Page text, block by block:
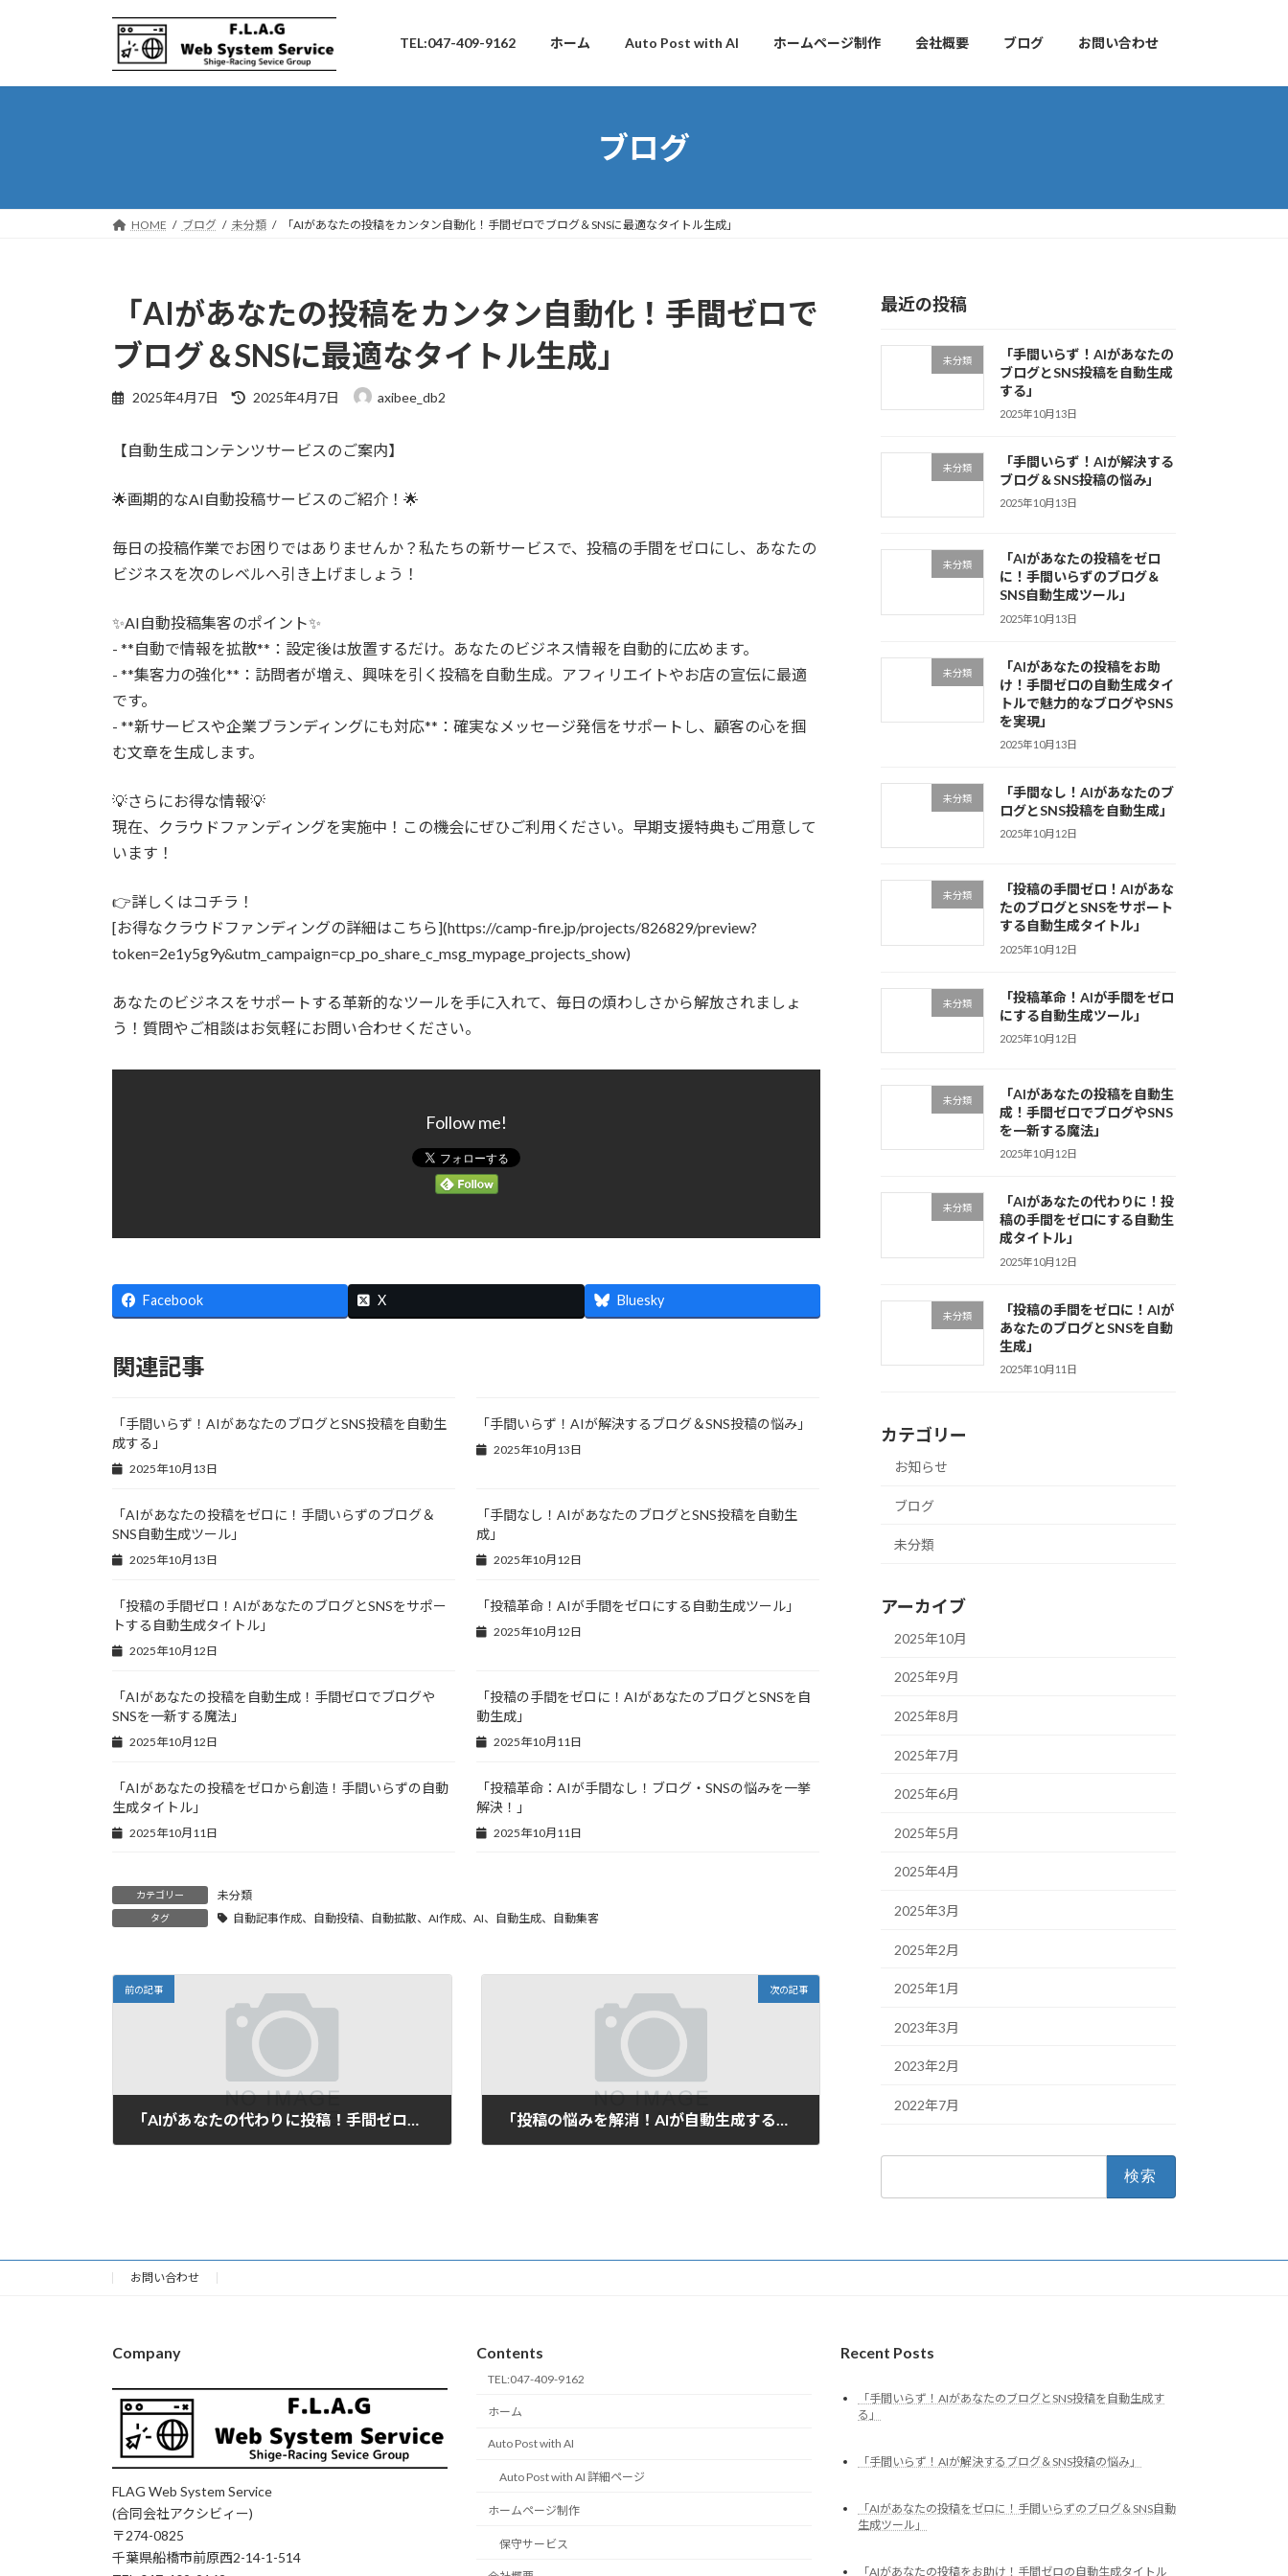
TEL:047-409-9162 ホーム Auto Post with AI ホームページ制作 会社概要 ブログ お問い合わせ
ブログ
HOME ブログ 未分類 「AIがあなたの投稿をカンタン自動化！手間ゼロでブログ＆SNSに最適なタイトル生成」
「AIがあなたの投稿をカンタン自動化！手間ゼロで
ブログ＆SNSに最適なタイトル生成」
2025年4月7日
最
新
時
:
2025年4月7日 axibee_db2
【自動生成コンテンツサービスのご案内】
🌟画期的なAI自動投稿サービスのご紹介！🌟
毎日の投稿作業でお困りではありませんか？私たちの新サービスで、投稿の手間をゼロにし、あなたの
ビジネスを次のレベルへ引き上げましょう！
✨AI自動投稿集客のポイント✨
- **自動で情報を拡散**：設定後は放置するだけ。あなたのビジネス情報を自動的に広めます。
- **集客力の強化**：訪問者が増え、興味を引く投稿を自動生成。アフィリエイトやお店の宣伝に最適
です。
- **新サービスや企業ブランディングにも対応**：確実なメッセージ発信をサポートし、顧客の心を掴
む文章を生成します。
💡さらにお得な情報💡
現在、クラウドファンディングを実施中！この機会にぜひご利用ください。早期支援特典もご用意して
います！
👉詳しくはコチラ！
[お得なクラウドファンディングの詳細はこちら](https://camp-fire.jp/projects/826829/preview?
token=2e1y5g9y&utm_campaign=cp_po_share_c_msg_mypage_projects_show)
あなたのビジネスをサポートする革新的なツールを手に入れて、毎日の煩わしさから解放されましょ
う！質問やご相談はお気軽にお問い合わせください。
Follow me!
Facebook X Bluesky
関連記事
「手間いらず！AIがあなたのブログとSNS投稿を自動生
成する」
2025年10月13日
「手間いらず！AIが解決するブログ＆SNS投稿の悩み」
2025年10月13日
「AIがあなたの投稿をゼロに！手間いらずのブログ＆
SNS自動生成ツール」
2025年10月13日
「手間なし！AIがあなたのブログとSNS投稿を自動生
成」
2025年10月12日
「投稿の手間ゼロ！AIがあなたのブログとSNSをサポー
トする自動生成タイトル」
2025年10月12日
「投稿革命！AIが手間をゼロにする自動生成ツール」
2025年10月12日
「AIがあなたの投稿を自動生成！手間ゼロでブログや
SNSを一新する魔法」
2025年10月12日
「投稿の手間をゼロに！AIがあなたのブログとSNSを自
動生成」
2025年10月11日
「AIがあなたの投稿をゼロから創造！手間いらずの自動
生成タイトル」
2025年10月11日
「投稿革命：AIが手間なし！ブログ・SNSの悩みを一挙
解決！」
2025年10月11日
カテゴリー 未分類
タグ 自動記事作成、自動投稿、自動拡散、AI作成、AI、自動生成、自動集客
前の記事 次の記事
最近の投稿
未分類
「手間いらず！AIがあなたの
ブログとSNS投稿を自動生成
する」
2025年10月13日
未分類
「手間いらず！AIが解決する
ブログ＆SNS投稿の悩み」
2025年10月13日
未分類
「AIがあなたの投稿をゼロ
に！手間いらずのブログ＆
SNS自動生成ツール」
2025年10月13日
未分類
「AIがあなたの投稿をお助
け！手間ゼロの自動生成タイ
トルで魅力的なブログやSNS
を実現」
2025年10月13日
未分類
「手間なし！AIがあなたのブ
ログとSNS投稿を自動生成」
2025年10月12日
未分類
「投稿の手間ゼロ！AIがあな
たのブログとSNSをサポート
する自動生成タイトル」
2025年10月12日
未分類
「投稿革命！AIが手間をゼロ
にする自動生成ツール」
2025年10月12日
未分類
「AIがあなたの投稿を自動生
成！手間ゼロでブログやSNS
を一新する魔法」
2025年10月12日
未分類
「AIがあなたの代わりに！投
稿の手間をゼロにする自動生
成タイトル」
2025年10月12日
未分類
「投稿の手間をゼロに！AIが
あなたのブログとSNSを自動
生成」
2025年10月11日
カテゴリー
お知らせ
ブログ
未分類
アーカイブ
2025年10月
2025年9月
2025年8月
2025年7月
2025年6月
2025年5月
2025年4月
2025年3月
2025年2月
2025年1月
2023年3月
2023年2月
2022年7月
お問い合わせ
Company
FLAG Web System Service
(合同会社アクシビィー)
〒274-0825
千葉県船橋市前原西2-14-1-514
Contents
TEL:047-409-9162
ホーム
Auto Post with AI
Auto Post with AI 詳細ページ
ホームページ制作
保守サービス
Recent Posts
「手間いらず！AIがあなたのブログとSNS投稿を自動生成す
る」
「手間いらず！AIが解決するブログ＆SNS投稿の悩み」
「AIがあなたの投稿をゼロに！手間いらずのブログ＆SNS自動
生成ツール」
「AIがあなたの投稿をお助け！手間ゼロの自動生成タイトル